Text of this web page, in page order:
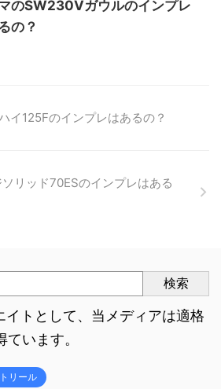
のSW230Vガウルのインプレ
の？
イ125Fのインプレはあるの？
リッド70ESのインプレはある
検索
トとして、当メディアは適格
います。
リール